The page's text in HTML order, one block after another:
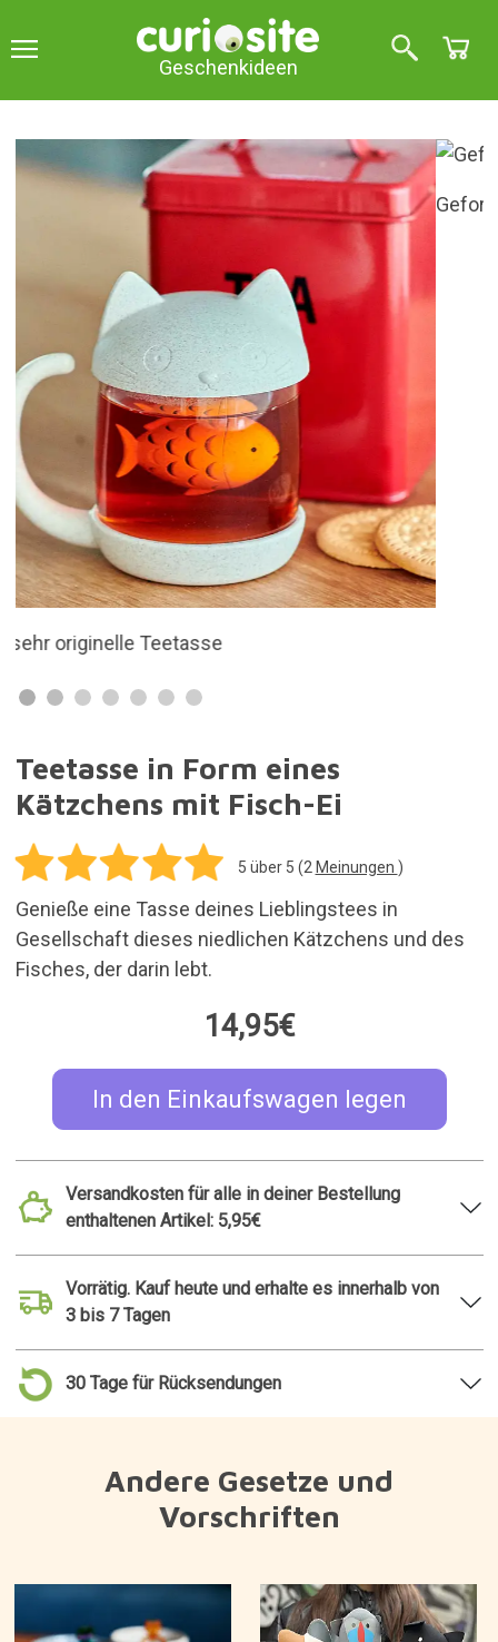
Geschenkideen
Geformt wie ein Kätzchen
Teetasse in Form eines
Kätzchens mit Fisch-Ei
5über 5 ( Meinungen
Genieße eine Tasse deines Lieblingstees in
Gesellschaft dieses niedlichen Kätzchens und des
Fisches, der darin lebt.
14,95€
Versandkosten für alle in deiner Bestellung
enthaltenen Artikel: 5,95€
Vorrätig. Kauf heute und erhalte es innerhalb von
3 bis 7 Tagen
30 Tage für Rücksendungen
Andere Gesetze und
Vorschriften
Kaffeelöffel in
Faltbarer Regenschirm
Warum mögen wir es?